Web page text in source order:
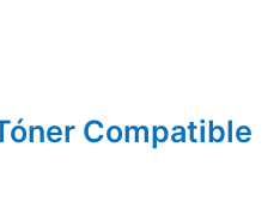
Compatible